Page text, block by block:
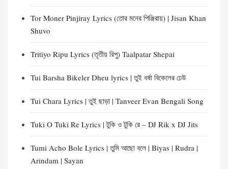
Tor Moner Pinjiray Lyrics (তোর মনের পিঞ্জিরায়) | Jisan Khan
Shuvo
Tritiyo Ripu Lyrics (তৃতীয় রিপু) Taalpatar Shepai
Tui Barsha Bikeler Dheu lyrics | তুই বর্ষা বিকেলের ঢেউ
Tui Chara Lyrics | তুই ছাড়া | Tanveer Evan Bengali Song
Tuki O Tuki Re Lyrics | টুকি ও টুকি রে – DJ Rik x DJ Jits
Tumi Acho Bole Lyrics | তুমি আছো বলে | Biyas | Rudra |
Arindam | Sayan